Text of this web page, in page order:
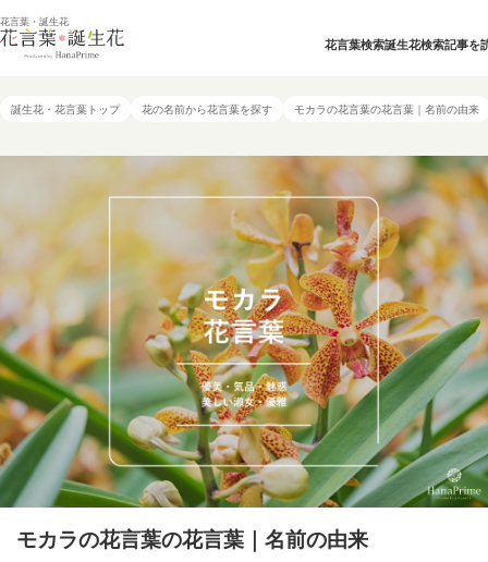
花言葉・誕生花
花言葉検索誕生花検索記事を
誕生花・花言葉トップ 花の名前から花言葉を探す モカラの花言葉の花言葉｜名前の由来
モカラの花言葉の花言葉｜名前の由来